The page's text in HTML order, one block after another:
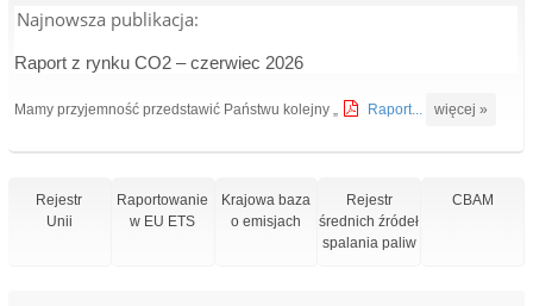
Najnowsza publikacja:
Raport z rynku CO2 – czerwiec 2026
Mamy przyjemność przedstawić Państwu kolejny „ Raport... więcej »
Rejestr
Unii
Raportowanie
w EU ETS
Krajowa baza
o emisjach
Rejestr
średnich źródeł
spalania paliw
CBAM